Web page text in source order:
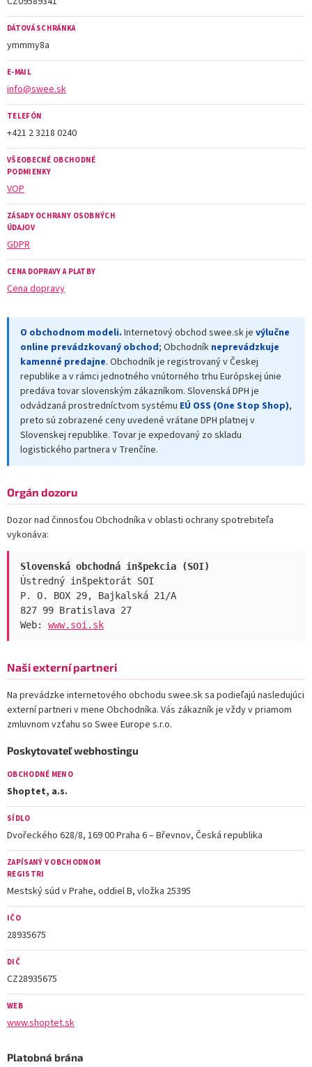
DÁTOVÁ SCHRÁNKA
ymmmy8a
E-MAIL
info@swee.sk
TELEFÓN
+421 2 3218 0240
VŠEOBECNÉ OBCHODNÉ
PODMIENKY
VOP
ZÁSADY OCHRANY OSOBNÝCH
ÚDAJOV
GDPR
CENA DOPRAVY A PLATBY
Cena dopravy
O obchodnom modeli. Internetový obchod swee.sk je výlučne
online prevádzkovaný obchod; Obchodník neprevádzkuje
kamenné predajne. Obchodník je registrovaný v Českej
republike a v rámci jednotného vnútorného trhu Európskej únie
predáva tovar slovenským zákazníkom. Slovenská DPH je
odvádzaná prostredníctvom systému EÚ OSS (One Stop Shop),
preto sú zobrazené ceny uvedené vrátane DPH platnej v
Slovenskej republike. Tovar je expedovaný zo skladu
logistického partnera v Trenčíne.
Orgán dozoru
Dozor nad činnosťou Obchodníka v oblasti ochrany spotrebiteľa
vykonáva:
Slovenská obchodná inšpekcia (SOI)
Ústredný inšpektorát SOI
P. O. BOX 29, Bajkalská 21/A
827 99 Bratislava 27
Web: www.soi.sk
Naši externí partneri
Na prevádzke internetového obchodu swee.sk sa podieľajú nasledujúci
externí partneri v mene Obchodníka. Vás zákazník je vždy v priamom
zmluvnom vzťahu so Swee Europe s.r.o.
Poskytovateľ webhostingu
OBCHODNÉ MENO
Shoptet, a.s.
SÍDLO
Dvořeckého 628/8, 169 00 Praha 6 – Břevnov, Česká republika
ZAPÍSANÝ V OBCHODNOM
REGISTRI
Mestský súd v Prahe, oddiel B, vložka 25395
IČO
28935675
DIČ
CZ28935675
WEB
www.shoptet.sk
Platobná brána